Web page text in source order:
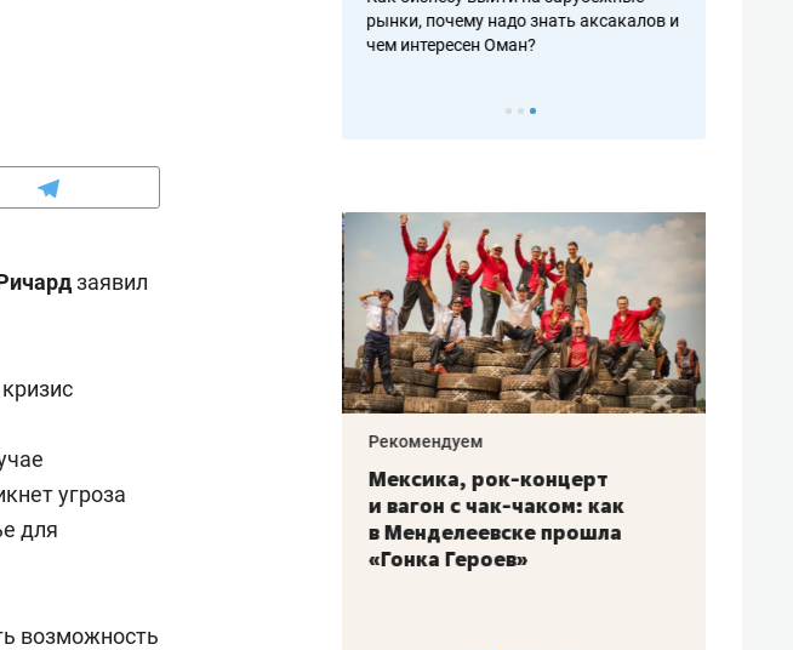
заявил
угроза
для
возможность
рынки, почему надо знать аксакалов и
чем интересен Оман?
природе, работа
с ментальным и физическим
Рекомендуем
Мексика, рок-концерт
и вагон с чак-чаком: как
в Менделеевске прошла
«Гонка Героев»